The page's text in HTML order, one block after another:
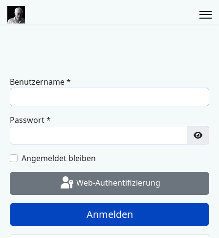
Benutzername*
Passwort*
Angemeldet bleiben
Web-Authentifizierung
Anmelden